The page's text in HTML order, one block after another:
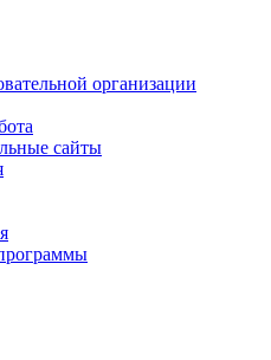
организации
сайты